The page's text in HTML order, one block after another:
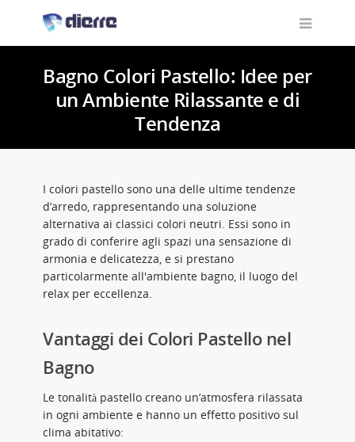
Bagno Colori Pastello: Idee per
un Ambiente Rilassante e di
Tendenza
I colori pastello sono una delle ultime tendenze
d’arredo, rappresentando una soluzione
alternativa ai classici colori neutri. Essi sono in
grado di conferire agli spazi una sensazione di
armonia e delicatezza, e si prestano
particolarmente all'ambiente bagno, il luogo del
relax per eccellenza.
Vantaggi dei Colori Pastello nel
Bagno
Le tonalità pastello creano un’atmosfera rilassata
in ogni ambiente e hanno un effetto positivo sul
clima abitativo: